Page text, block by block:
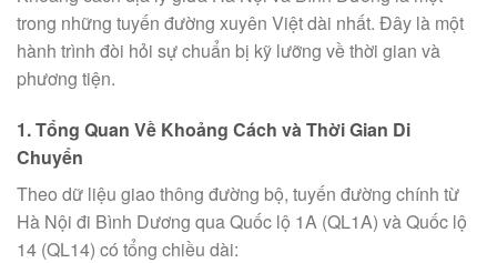
trong những tuyến đường xuyên Việt dài nhất. Đây là một
hành trình đòi hỏi sự chuẩn bị kỹ lưỡng về thời gian và
phương tiện.
1. Tổng Quan Về Khoảng Cách và Thời Gian Di
Chuyển
Theo dữ liệu giao thông đường bộ, tuyến đường chính từ
Hà Nội đi Bình Dương qua Quốc lộ 1A (QL1A) và Quốc lộ
14 (QL14) có tổng chiều dài: